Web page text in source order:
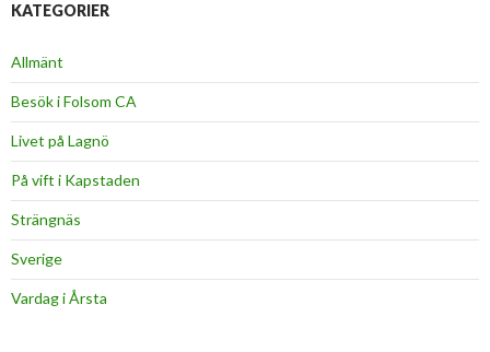
KATEGORIER
Allmänt
Besök i Folsom CA
Livet på Lagnö
På vift i Kapstaden
Strängnäs
Sverige
Vardag i Årsta